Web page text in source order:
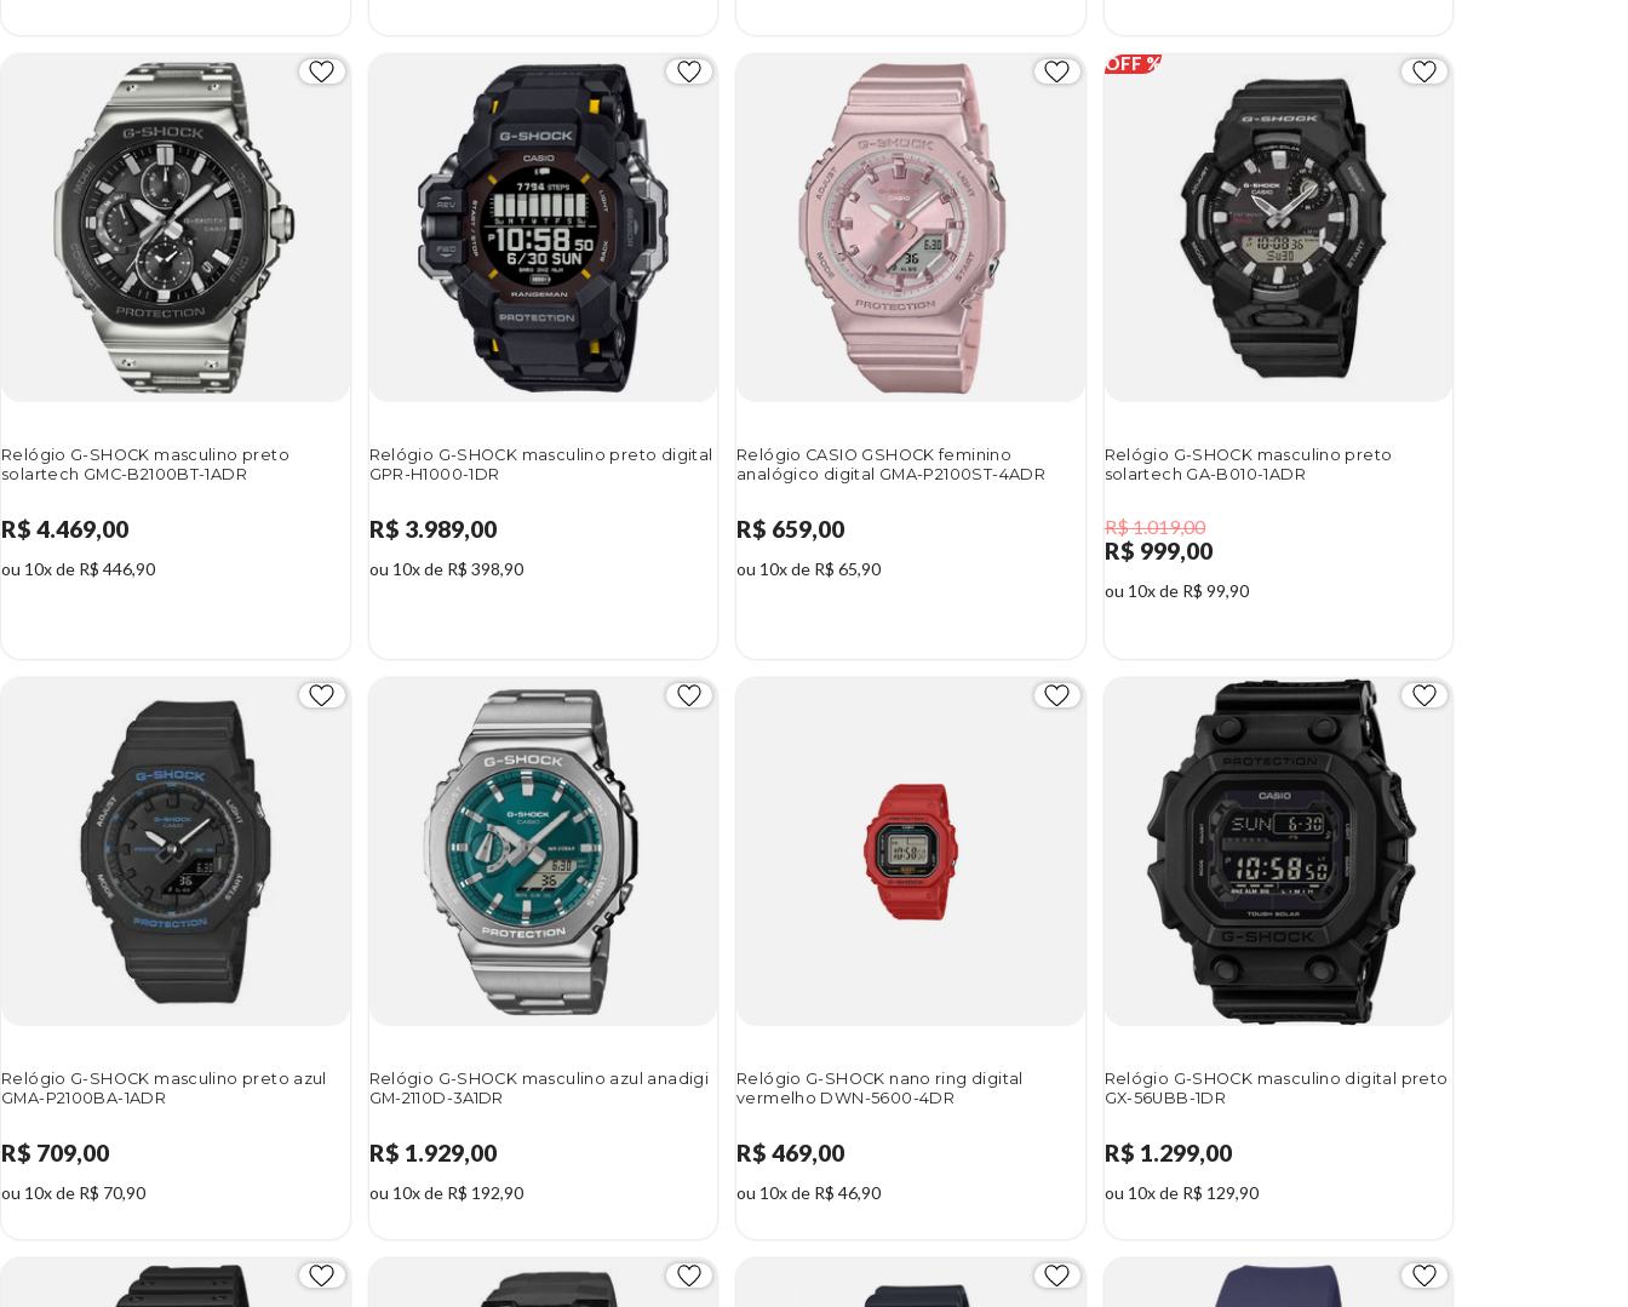
Relógio G-SHOCK masculino preto
solartech GMC-B2100BT-1ADR
R$ 4.469,00
ou 10x de R$ 446,90
Relógio G-SHOCK masculino preto digital
GPR-H1000-1DR
R$ 3.989,00
ou 10x de R$ 398,90
Relógio CASIO GSHOCK feminino
analógico digital GMA-P2100ST-4ADR
R$ 659,00
ou 10x de R$ 65,90
Relógio G-SHOCK masculino preto
solartech GA-B010-1ADR
R$ 1.019,00
R$ 999,00
ou 10x de R$ 99,90
Relógio G-SHOCK masculino preto azul
GMA-P2100BA-1ADR
R$ 709,00
ou 10x de R$ 70,90
Relógio G-SHOCK masculino azul anadigi
GM-2110D-3A1DR
R$ 1.929,00
ou 10x de R$ 192,90
Relógio G-SHOCK nano ring digital
vermelho DWN-5600-4DR
R$ 469,00
ou 10x de R$ 46,90
Relógio G-SHOCK masculino digital preto
GX-56UBB-1DR
R$ 1.299,00
ou 10x de R$ 129,90